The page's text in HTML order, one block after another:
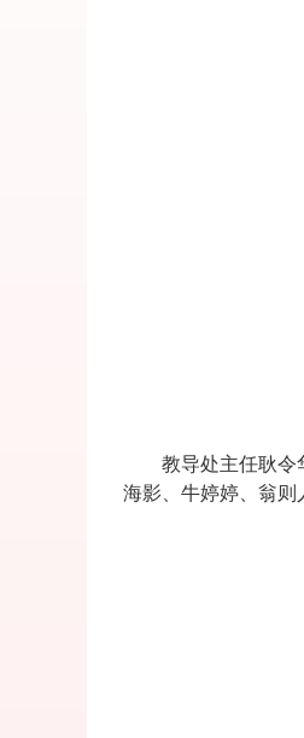
教导处主任耿令
海影、牛婷婷、翁则